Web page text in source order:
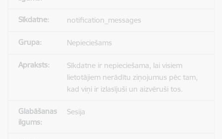
notification_messages
Nepieciešams
Sīkdatne ir nepieciešama, lai visiem
lietotājiem nerādītu ziņojumus pēc tam,
kad viņi ir izlasījuši un aizvēruši tos.
Sesija